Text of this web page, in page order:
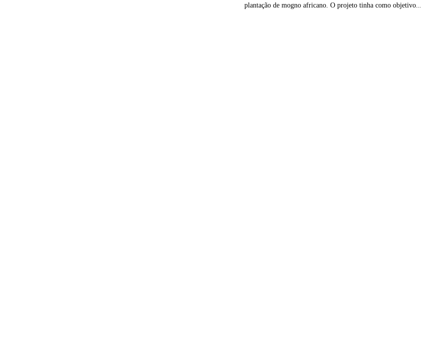
plantação de mogno africano. O projeto tinha como objetivo...